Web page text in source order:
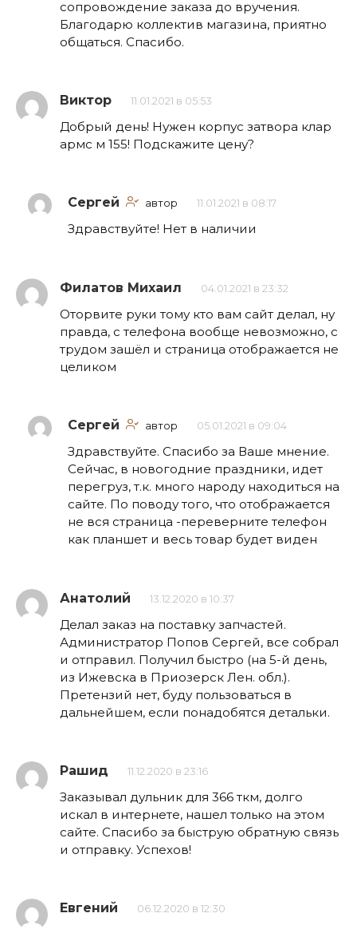
сопровождение заказа до вручения.
Благодарю коллектив магазина, приятно
общаться. Спасибо.
Виктор 11.01.2021 в 05:53
Добрый день! Нужен корпус затвора клар
армс м 155! Подскажите цену?
Сергей автор 11.01.2021 в 08:17
Здравствуйте! Нет в наличии
Филатов Михаил 04.01.2021 в 23:32
Оторвите руки тому кто вам сайт делал, ну
правда, с телефона вообще невозможно, с
трудом зашёл и страница отображается не
целиком
Сергей автор 05.01.2021 в 09:04
Здравствуйте. Спасибо за Ваше мнение.
Сейчас, в новогодние праздники, идет
перегруз, т.к. много народу находиться на
сайте. По поводу того, что отображается
не вся страница -переверните телефон
как планшет и весь товар будет виден
Анатолий 13.12.2020 в 10:37
Делал заказ на поставку запчастей.
Администратор Попов Сергей, все собрал
и отправил. Получил быстро (на 5-й день,
из Ижевска в Приозерск Лен. обл.).
Претензий нет, буду пользоваться в
дальнейшем, если понадобятся детальки.
Рашид 11.12.2020 в 23:16
Заказывал дульник для 366 ткм, долго
искал в интернете, нашел только на этом
сайте. Спасибо за быструю обратную связь
и отправку. Успехов!
Евгений 06.12.2020 в 12:30